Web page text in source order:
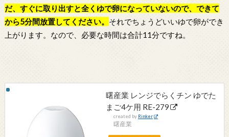
だ、すぐに取り出すと全くゆで卵になっていないので、できて
から5分間放置してください。 それでちょうどいいゆで卵ができ
上がります。なので、必要な時間は合計11分ですね。
曙産業 レンジでらくチン ゆでた
まご4ケ用 RE-279
created by Rinker
曙産業